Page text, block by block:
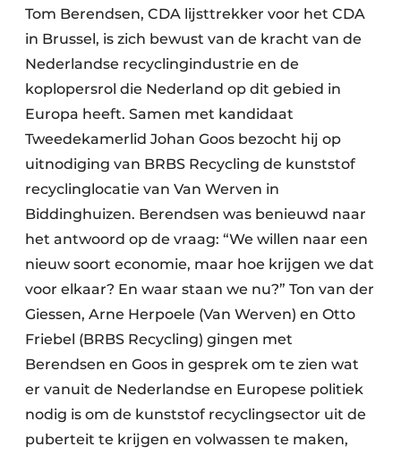
Zeven & Brekers
Bedrijfsafval
Bouw & Sloopafval
Elektronisch Afval
Glasrecyclage
Kunststofafval
Medisch afval
Metaalrecyclage
Papierafval
Tom Berendsen, CDA lijsttrekker voor het CDA
in Brussel, is zich bewust van de kracht van de
Nederlandse recyclingindustrie en de
koplopersrol die Nederland op dit gebied in
Europa heeft. Samen met kandidaat
Tweedekamerlid Johan Goos bezocht hij op
uitnodiging van BRBS Recycling de kunststof
recyclinglocatie van Van Werven in
Biddinghuizen. Berendsen was benieuwd naar
het antwoord op de vraag: “We willen naar een
nieuw soort economie, maar hoe krijgen we dat
voor elkaar? En waar staan we nu?” Ton van der
Giessen, Arne Herpoele (Van Werven) en Otto
Friebel (BRBS Recycling) gingen met
Berendsen en Goos in gesprek om te zien wat
er vanuit de Nederlandse en Europese politiek
nodig is om de kunststof recyclingsector uit de
puberteit te krijgen en volwassen te maken,